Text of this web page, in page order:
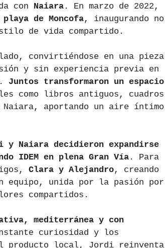
con Naiara . En marzo de 2022,
de Moncofa, inaugurando no
de vida compartido.
convirtiéndose en una pieza
y sin experiencia previa en
Juntos transformaron un espacio
como libros antiguos, cuadros
aportando un aire íntimo
y Naiara decidieron expandirse
IDEM en plena Gran Vía . Para
Clara y Alejandro, creando
equipo, unida por la pasión por
compartidos.
mediterránea y con
curiosidad y los
producto local, Jordi reinventa